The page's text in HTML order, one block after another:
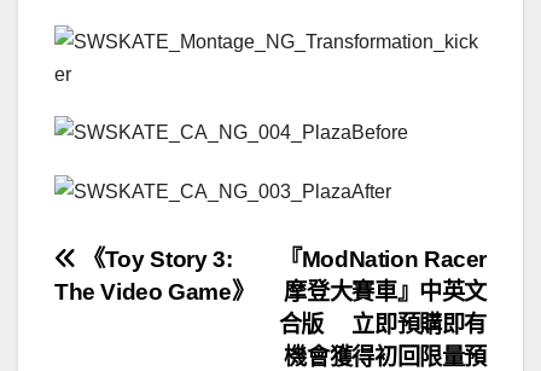
文
『ModNation Racer
摩登大賽車』中英文
合版 立即預購即有
機會獲得初回限量預
《Toy Story 3:
The Video Game》